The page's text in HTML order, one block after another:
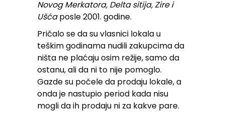
Novog Merkatora, Delta sitija, Zire i
Ušćaposle 2001. godine.
Pričalo se da su vlasnici lokala u
teškim godinama nudili zakupcima da
ništa ne plaćaju osim režije, samo da
ostanu, ali da ni to nije pomoglo.
Gazde su počele da prodaju lokale, a
onda je nastupio period kada nisu
mogli da ih prodaju ni za kakve pare.